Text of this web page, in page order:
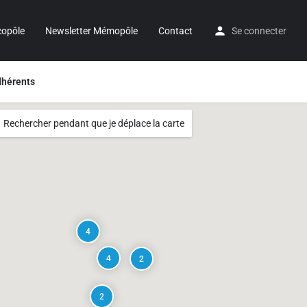
Newsletter Mémopôle Contact Se connecter
2
4
4 2
Rechercher pendant que je déplace la carte